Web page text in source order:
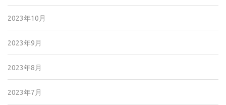
2023年10月
2023年9月
2023年8月
2023年7月